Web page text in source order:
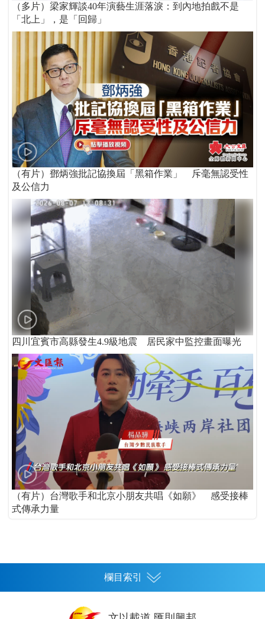
（多片）梁家輝談40年演藝生涯落淚：到內地拍戲不是
「北上」，是「回歸」
（有片）鄧炳強批記協換屆「黑箱作業」 斥毫無認受性
及公信力
四川宜賓市高縣發生4.9級地震 居民家中監控畫面曝光
（有片）台灣歌手和北京小朋友共唱《如願》 感受接棒
式傳承力量
欄目索引